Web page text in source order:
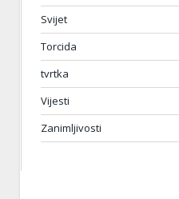
Svijet
Torcida
tvrtka
Vijesti
Zanimljivosti